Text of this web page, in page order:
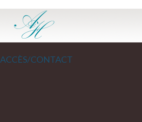
ACCÈS/CONTACT